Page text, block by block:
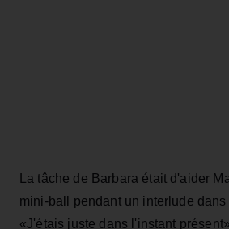
La tâche de Barbara était d'aider
mini-ball pendant un interlude dans
«J'étais juste dans l'instant